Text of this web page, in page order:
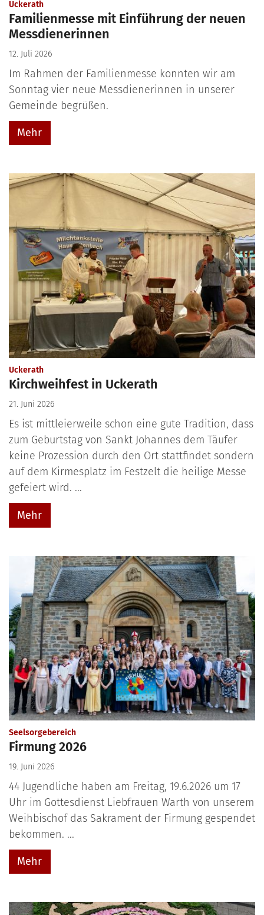
Uckerath:
Familienmesse mit Einführung der neuen
Messdienerinnen
12. Juli 2026
Im Rahmen der Familienmesse konnten wir am
Sonntag vier neue Messdienerinnen in unserer
Gemeinde begrüßen.
Mehr
Uckerath:
Kirchweihfest in Uckerath
21. Juni 2026
Es ist mittleierweile schon eine gute Tradition, dass
zum Geburtstag von Sankt Johannes dem Täufer
keine Prozession durch den Ort stattfindet sondern
auf dem Kirmesplatz im Festzelt die heilige Messe
gefeiert wird. ...
Mehr
Seelsorgebereich:
Firmung 2026
19. Juni 2026
44 Jugendliche haben am Freitag, 19.6.2026 um 17
Uhr im Gottesdienst Liebfrauen Warth von unserem
Weihbischof das Sakrament der Firmung gespendet
bekommen. ...
Mehr